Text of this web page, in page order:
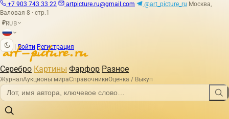
+7 903 743 33 22 artpicture.ru@gmail.com @art_picture_ru Москва,
Валовая 8 · стр.1
₽RUB
Войти Регистрация
Серебро Картины Фарфор Разное
ЖурналАукционы мираСправочникиОценка / Выкуп